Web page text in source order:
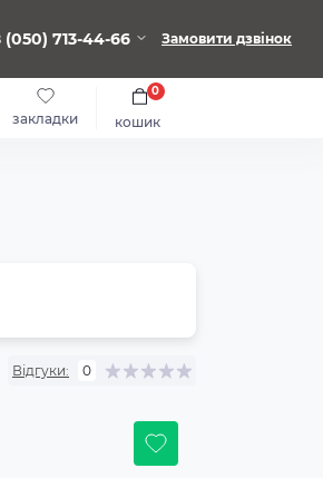
(050) 713-44-66 Замовити дзвінок
закладки кошик
0
Відгуки: 0